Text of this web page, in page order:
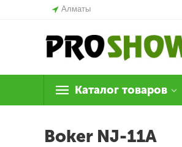
Алматы
Каталог товаров
Boker NJ-11A